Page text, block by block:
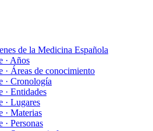
de la Medicina Española
· Años
· Áreas de conocimiento
· Cronología
· Entidades
· Lugares
· Materias
· Personas